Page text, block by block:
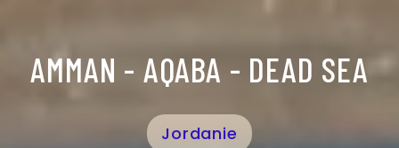
AMMAN - AQABA - DEAD SEA
Jordanie